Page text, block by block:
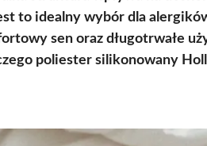
to idealny wybór dla
sen oraz długotrwałe
poliester silikonowany